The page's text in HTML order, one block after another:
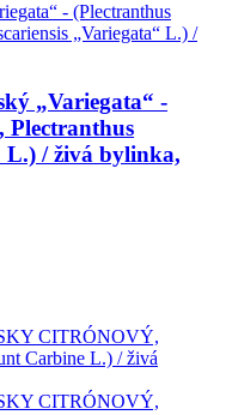
„Variegata“ -
Plectranthus
L.) / živá bylinka,